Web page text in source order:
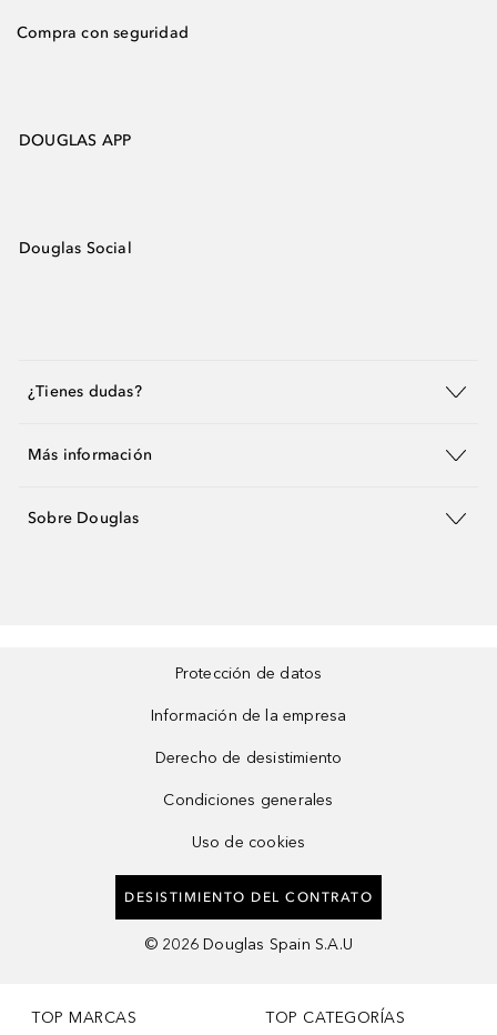
Compra con seguridad
DOUGLAS APP
Douglas Social
¿Tienes dudas?
Más información
Sobre Douglas
Protección de datos
Información de la empresa
Derecho de desistimiento
Condiciones generales
Uso de cookies
DESISTIMIENTO DEL CONTRATO
© 2026 Douglas Spain S.A.U
TOP MARCAS TOP CATEGORÍAS